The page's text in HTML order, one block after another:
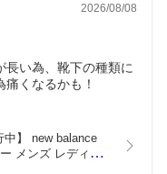
2026/08/08
長い為、靴下の種類に
くなるかも！
中】 new balance
メンズ レディー